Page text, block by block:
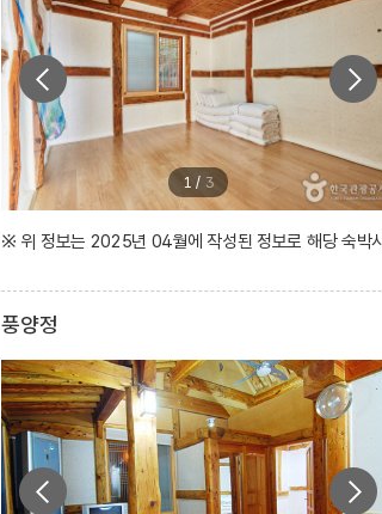
1 / 3
※ 위 정보는 2025년 04월에 작성된 정보로 해당 숙박
풍양정